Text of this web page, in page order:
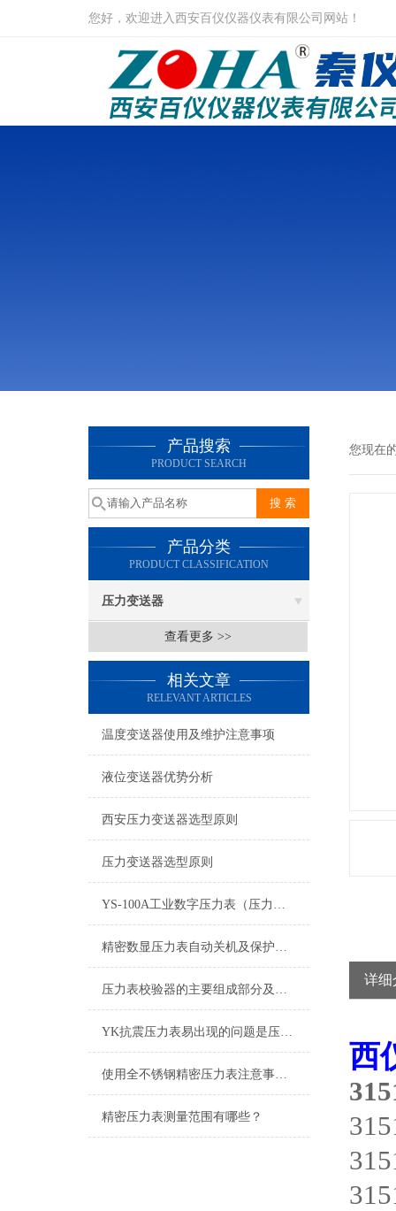
您好，欢迎进入西安百仪仪器仪表有限公司网站！
产品搜索
PRODUCT SEARCH
产品分类
PRODUCT CLASSIFICATION
压力变送器
查看更多 >>
相关文章
RELEVANT ARTICLES
温度变送器使用及维护注意事项
液位变送器优势分析
西安压力变送器选型原则
压力变送器选型原则
YS-100A工业数字压力表（压力变送器）
精密数显压力表自动关机及保护功能
压力表校验器的主要组成部分及应用特性
YK抗震压力表易出现的问题是压力指示不准
使用全不锈钢精密压力表注意事项少不了
精密压力表测量范围有哪些？
您现在
详细
西